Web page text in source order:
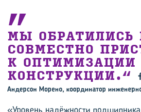
МЫ ОБРАТИЛИСЬ
СОВМЕСТНО
К ОПТИМИЗАЦИИ
КОНСТРУКЦИИ.
Андерсон Морено, координатор